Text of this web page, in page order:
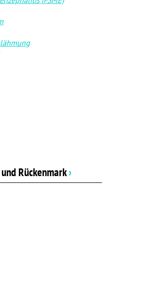
Rückenmark›